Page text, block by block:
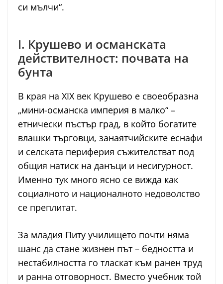
си мълчи“.
I. Крушево и османската
действителност: почвата на
бунта
В края на XIX век Крушево е своеобразна
„мини-османска империя в малко“ –
етнически пъстър град, в който богатите
влашки търговци, занаятчийските еснафи
и селската периферия съжителстват под
общия натиск на данъци и несигурност.
Именно тук много ясно се вижда как
социалното и националното недоволство
се преплитат.
За младия Питу училището почти няма
шанс да стане жизнен път – бедността и
нестабилността го тласкат към ранен труд
и ранна отговорност. Вместо учебник той